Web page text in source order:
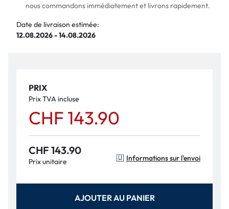
nous commandons immédiatement et livrons rapidement.
Date de livraison estimée:
12.08.2026 - 14.08.2026
PRIX
Prix TVA incluse
CHF 143.90
CHF 143.90
Prix unitaire Informations sur l'envoi
AJOUTER AU PANIER